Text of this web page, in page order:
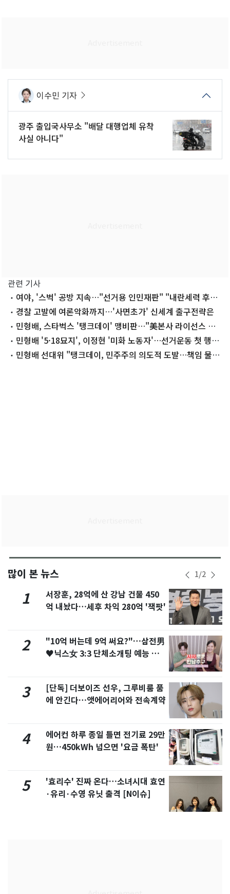
이수민 기자
광주 출입국사무소 "배달 대행업체 유착
사실 아니다"
관련 기사
여야, '스벅' 공방 지속…"선거용 인민재판" "내란세력 후예
답다"
경찰 고발에 여론악화까지…'사면초가' 신세계 출구전략은
민형배, 스타벅스 '탱크데이' 맹비판…"美본사 라이선스 회
수해야"
민형배 '5·18묘지', 이정현 '미화 노동자'…선거운동 첫 행보
눈길민형배 선대위 "탱크데이, 민주주의 의도적 도발…책임 물어
많이 본 뉴스 1/2
1
서장훈, 28억에 산 강남 건물 450
억 내놨다…세후 차익 280억 '잭팟'
2
"10억 버는데 9억 써요?"…삼전男
♥닉스女 3:3 단체소개팅 예능 화
3
[단독] 더보이즈 선우, 그루비룸 품
에 안긴다…앳에어리어와 전속계약
4
에어컨 하루 종일 틀면 전기료 29만
원…450kWh 넘으면 '요금 폭탄'
5
'효리수' 진짜 온다…소녀시대 효연
·유리·수영 유닛 출격 [N이슈]